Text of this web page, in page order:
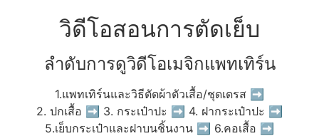
วิดีโอสอนการตัดเย็บ
ลำดับการดูวิดีโอเมจิกแพทเทิร์น
1.แพทเทิร์นและวิธีตัดผ้าตัวเสื้อ/ชุดเดรส ➡
2. ปกเสื้อ ➡ 3. กระเป๋าปะ ➡ 4. ฝากระเป๋าปะ ➡
5.เย็บกระเป๋าและฝาบนชิ้นงาน ➡ 6.คอเสื้อ ➡